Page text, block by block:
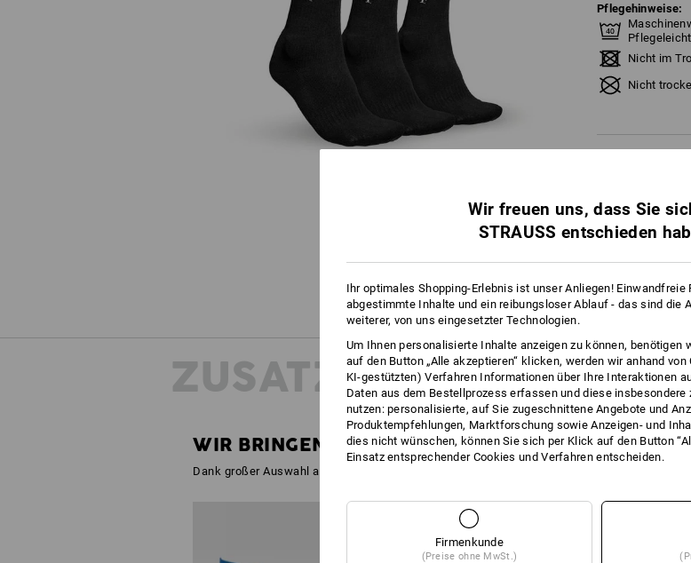
Pflegehinweise:
Pflegeleicht
Nicht im
Nicht
ZUSATZINFOS
WIR BRINGEN FARBE INS SPIEL
Dank großer Auswahl aus der motion2020-Farbwelt passen sich die Socken ab sofort
Wir freuen uns, dass Sie
STRAUSS entschieden
Ihr optimales Shopping-Erlebnis ist unser Anliegen! Einwandfreie
abgestimmte Inhalte und ein reibungsloser Ablauf - das sind die
weiterer, von uns eingesetzter Technologien.
Um Ihnen personalisierte Inhalte anzeigen zu können, benötigen
auf den Button „Alle akzeptieren“ klicken, werden wir anhand
KI-gestützten) Verfahren Informationen über Ihre Interaktionen
Daten aus dem Bestellprozess erfassen und diese
nutzen: personalisierte, auf Sie zugeschnittene Angebote und
Produktempfehlungen, Marktforschung sowie Anzeigen- und
dies nicht wünschen, können Sie sich per Klick auf den Button
Einsatz entsprechender Cookies und Verfahren entscheiden.
Firmenkunde
(Preise ohne MwSt.)